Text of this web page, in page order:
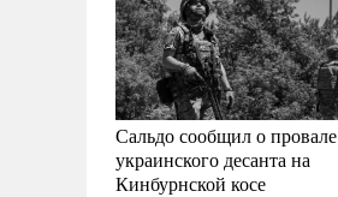
Сальдо сообщил о провале
украинского десанта на
Кинбурнской косе